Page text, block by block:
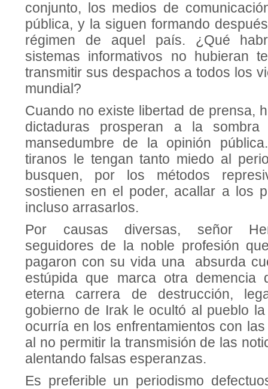
conjunto, los medios de
pública, y la siguen formando
régimen de aquel país. ¿Qué
sistemas informativos no hubieran
transmitir sus despachos a todos los
mundial?
Cuando no existe libertad de prensa,
dictaduras prosperan a la
mansedumbre de la opinión
tiranos le tengan tanto miedo al
busquen, por los métodos
sostienen en el poder, acallar a los
incluso arrasarlos.
Por causas diversas, señor
seguidores de la noble profesión
pagaron con su vida una absurda
estúpida que marca otra demencia
eterna carrera de destrucción,
gobierno de Irak le ocultó al pueblo
ocurría en los enfrentamientos con
al no permitir la transmisión de las
alentando falsas esperanzas.
Es preferible un periodismo